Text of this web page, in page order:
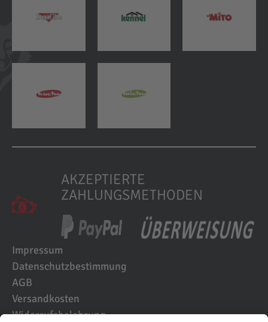
AKZEPTIERTE
ZAHLUNGSMETHODEN
Impressum
Datenschutzbestimmung
AGB
Versandkosten
Widerrufsbelehrung